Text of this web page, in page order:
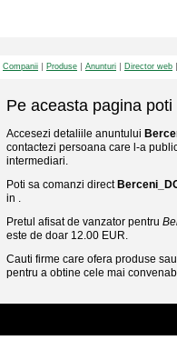
Companii Produse Anunturi Director web
Pe aceasta pagina poti
Accesezi detaliile anuntului
contactezi persoana care l-a
intermediari.
Poti sa comanzi direct
in .
Pretul afisat de vanzator pentru
este de doar 12.00 EUR.
Cauti firme care ofera produse
pentru a obtine cele mai